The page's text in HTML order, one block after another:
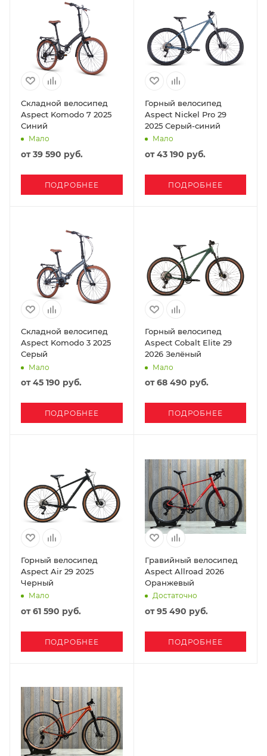
Складной велосипед
Aspect Komodo 7 2025
Синий
Мало
от39 590 руб.
ПОДРОБНЕЕ
Горный велосипед
Aspect Nickel Pro 29
2025 Серый-синий
Мало
от43 190 руб.
ПОДРОБНЕЕ
Складной велосипед
Aspect Komodo 3 2025
Серый
Мало
от45 190 руб.
ПОДРОБНЕЕ
Горный велосипед
Aspect Cobalt Elite 29
2026 Зелёный
Мало
от68 490 руб.
ПОДРОБНЕЕ
Горный велосипед
Aspect Air 29 2025
Черный
Мало
от61 590 руб.
ПОДРОБНЕЕ
Гравийный велосипед
Aspect Allroad 2026
Оранжевый
Достаточно
от95 490 руб.
ПОДРОБНЕЕ